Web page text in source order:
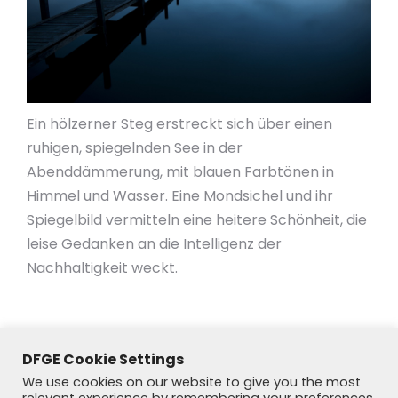
Ein hölzerner Steg erstreckt sich über einen
ruhigen, spiegelnden See in der
Abenddämmerung, mit blauen Farbtönen in
Himmel und Wasser. Eine Mondsichel und ihr
Spiegelbild vermitteln eine heitere Schönheit, die
leise Gedanken an die Intelligenz der
Nachhaltigkeit weckt.
DFGE Cookie Settings
We use cookies on our website to give you the most